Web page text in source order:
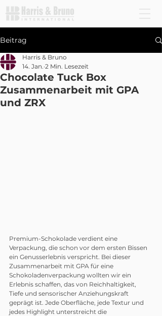
Beitrag
Chocolate Tuck Box
Zusammenarbeit mit GPA
und ZRX
Harris & Bruno
14. Jan. 2 Min. Lesezeit
Premium-Schokolade verdient eine
Verpackung, die schon vor dem ersten Bissen
ein Genusserlebnis verspricht. Bei dieser
Zusammenarbeit mit GPA für eine
Schokoladenverpackung wollten wir ein
Erlebnis schaffen, das von Reichhaltigkeit,
Tiefe und sensorischer Anziehungskraft
geprägt ist. Jede Oberfläche, jede Textur und
jedes Highlight unterstreicht die